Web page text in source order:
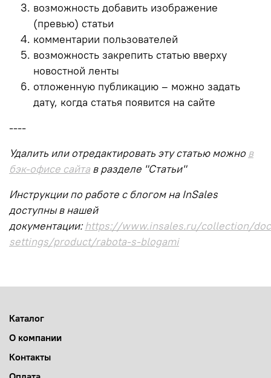
возможность добавить изображение
(превью) статьи
комментарии пользователей
возможность закрепить статью вверху
новостной ленты
отложенную публикацию – можно задать
дату, когда статья появится на сайте
----
Удалить или отредактировать эту статью можно в
бэк-офисе сайта в разделе "Статьи"
Инструкции по работе с блогом на InSales
доступны в нашей
документации:https://www.insales.ru/collection/
settings/product/rabota-s-blogami
Каталог
О компании
Контакты